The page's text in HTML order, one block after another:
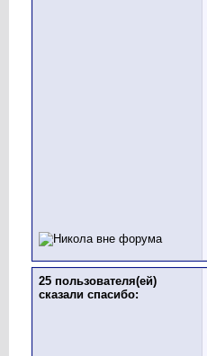
25 пользователя(ей)
сказали cпасибо: